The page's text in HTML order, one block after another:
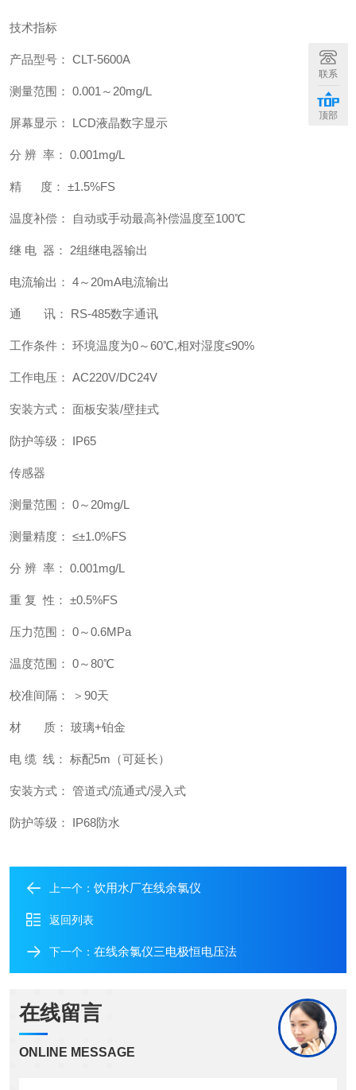
技术指标
产品型号： CLT-5600A
测量范围： 0.001～20mg/L
屏幕显示： LCD液晶数字显示
分 辨 率： 0.001mg/L
精 度： ±1.5%FS
温度补偿： 自动或手动最高补偿温度至100℃
继 电 器： 2组继电器输出
电流输出： 4～20mA电流输出
通 讯： RS-485数字通讯
工作条件： 环境温度为0～60℃,相对湿度≤90%
工作电压： AC220V/DC24V
安装方式： 面板安装/壁挂式
防护等级： IP65
传感器
测量范围： 0～20mg/L
测量精度： ≤±1.0%FS
分 辨 率： 0.001mg/L
重 复 性： ±0.5%FS
压力范围： 0～0.6MPa
温度范围： 0～80℃
校准间隔： ＞90天
材 质： 玻璃+铂金
电 缆 线： 标配5m（可延长）
安装方式： 管道式/流通式/浸入式
防护等级： IP68防水
上一个： 饮用水厂在线余氯仪
返回列表
下一个： 在线余氯仪三电极恒电压法
在线留言
ONLINE MESSAGE
联系
顶部